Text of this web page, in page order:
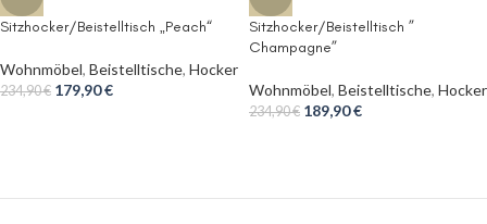
Sitzhocker/Beistelltisch „Peach“
Wohnmöbel, Beistelltische, Hocker
234,90€ 179,90€
Sitzhocker/Beistelltisch ”
Champagne”
Wohnmöbel, Beistelltische, Hocker
234,90€ 189,90€